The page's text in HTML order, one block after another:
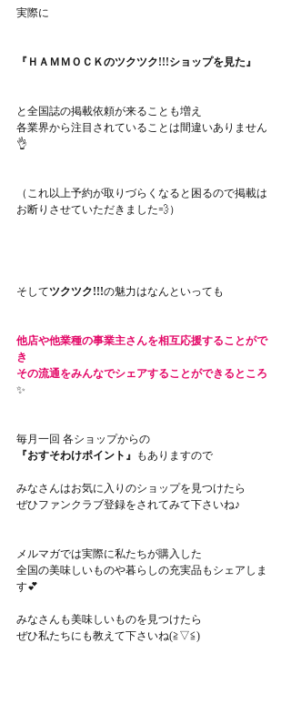
実際に
『ＨＡＭＭＯＣＫのツクツク!!!ショップを見た』
と全国誌の掲載依頼が来ることも増え
各業界から注目されていることは間違いありません
👌
（これ以上予約が取りづらくなると困るので掲載は
お断りさせていただきました💨）
そしてツクツク!!!の魅力はなんといっても
他店や他業種の事業主さんを相互応援することがで
き
その流通をみんなでシェアすることができるところ
✨
毎月一回 各ショップからの
『おすそわけポイント』 もありますので
みなさんはお気に入りのショップを見つけたら
ぜひファンクラブ登録をされてみて下さいね♪
メルマガでは実際に私たちが購入した
全国の美味しいものや暮らしの充実品もシェアしま
す💕
みなさんも美味しいものを見つけたら
ぜひ私たちにも教えて下さいね(≧▽≦)